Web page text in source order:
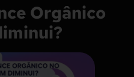
Orgânico